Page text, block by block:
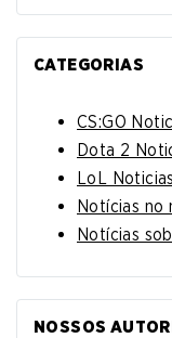
CATEGORIAS
CS:GO
Dota 2
LoL Noticias
Notícias no
Notícias
NOSSOS